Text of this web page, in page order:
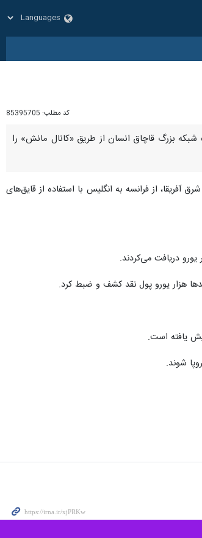
کد مطلب: 85395705
شبکه بزرگ قاچاق انسان از طریق «کانال مانش» را
آفریقا، از فرانسه به انگلیس با استفاده از قایق‌های